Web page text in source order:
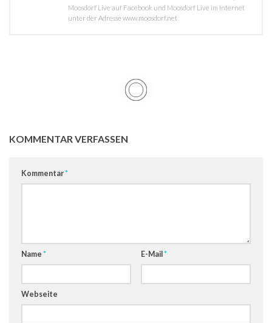
Moosdorf Live auf Facebook und Moosdorf Live im Internet
unter der Adresse www.moosdorf.net
KOMMENTAR VERFASSEN
Kommentar*
Name * E-Mail *
Webseite